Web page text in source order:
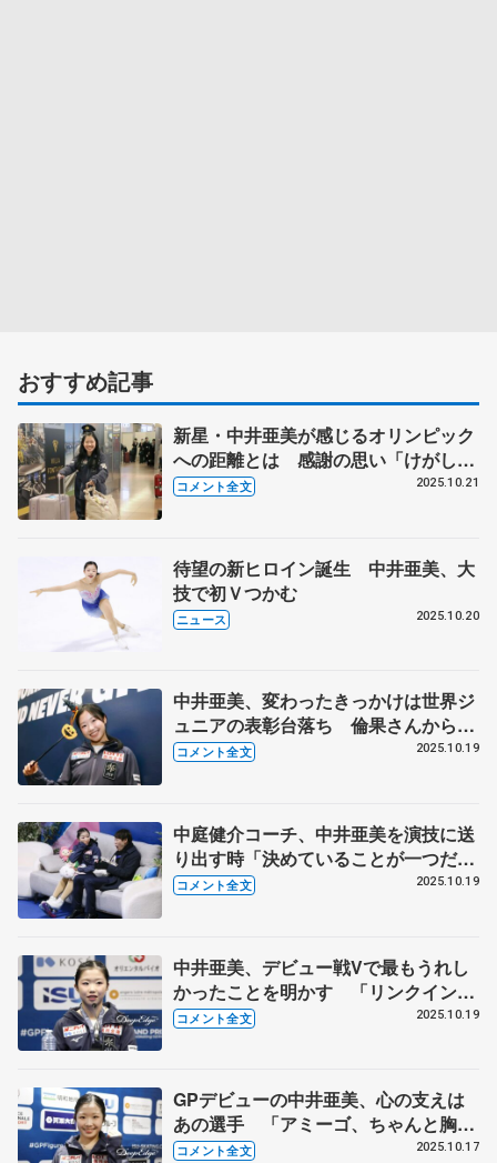
おすすめ記事
新星・中井亜美が感じるオリンピック
への距離とは 感謝の思い「けがした
時、落ち込んだ時にチームメート
コメント全文 2025.10.21
待望の新ヒロイン誕生 中井亜美、大
技で初Ｖつかむ
ニュース 2025.10.20
中井亜美、変わったきっかけは世界ジ
ュニアの表彰台落ち 倫果さんからイ
ナバウアーするくらい胸を張りなさい
コメント全文 2025.10.19
中庭健介コーチ、中井亜美を演技に送
り出す時「決めていることが一つだけ
あった」 躍進の要因に2人のスケー
コメント全文 2025.10.19
中井亜美、デビュー戦Vで最もうれし
かったことを明かす 「リンクインし
た時は結構脚が…」 【GPフランス
コメント全文 2025.10.19
GPデビューの中井亜美、心の支えは
あの選手 「アミーゴ、ちゃんと胸張
りなさい」と送り出してくれた同門の
コメント全文 2025.10.17